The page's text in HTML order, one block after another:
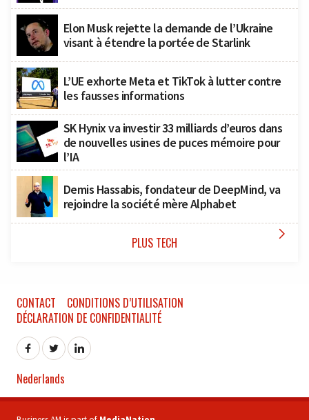
Elon Musk rejette la demande de l’Ukraine
visant à étendre la portée de Starlink
L’UE exhorte Meta et TikTok à lutter contre
les fausses informations
SK Hynix va investir 33 milliards d’euros dans
de nouvelles usines de puces mémoire pour
l’IA
Demis Hassabis, fondateur de DeepMind, va
rejoindre la société mère Alphabet
PLUS TECH 
CONTACT
CONDITIONS D’UTILISATION
DÉCLARATION DE CONFIDENTIALITÉ
Nederlands